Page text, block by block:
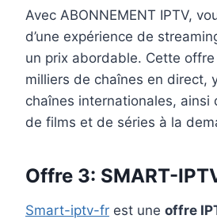
Avec ABONNEMENT IPTV,
d’une expérience de
un prix abordable. Cette
milliers de chaînes en direct,
chaînes internationales, ainsi
de films et de séries à la
Offre 3: SMART-
Smart-iptv-fr est une offre